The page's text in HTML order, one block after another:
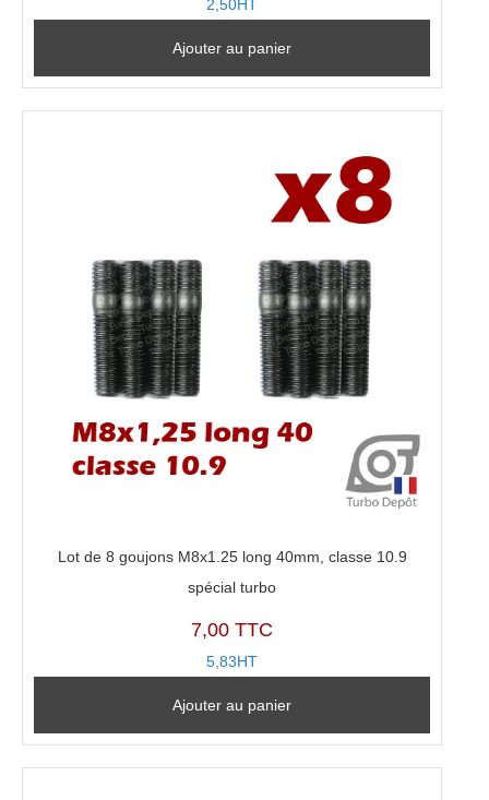
2,50HT
Ajouter au panier
Lot de 8 goujons M8x1.25 long 40mm, classe 10.9
spécial turbo
7,00 TTC
5,83HT
Ajouter au panier